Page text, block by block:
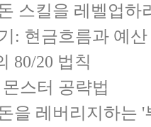
스킬을 레벨업하
: 현금흐름과 예산
80/20 법칙
스터 공략법
을 레버리지하는